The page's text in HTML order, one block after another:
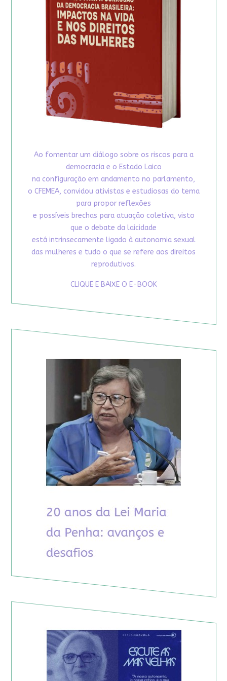
Ao fomentar um diálogo sobre os riscos para a
democracia e o Estado Laico
na configuração em andamento no parlamento,
o CFEMEA, convidou ativistas e estudiosas do tema
para propor reflexões
e possíveis brechas para atuação coletiva, visto
que o debate da laicidade
está intrinsecamente ligado à autonomia sexual
das mulheres e tudo o que se refere aos direitos
reprodutivos.
CLIQUE E BAIXE O E-BOOK